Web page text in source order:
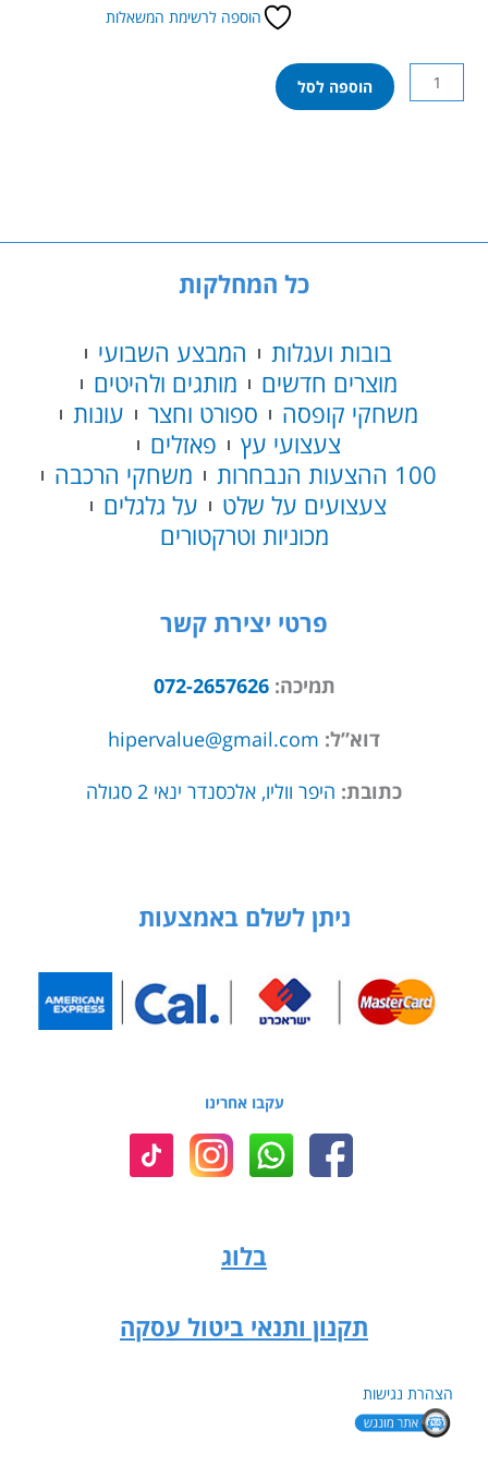
הוספה לרשימת המשאלות
כמות
של
ומשטח
הוספה לסל
כל המחלקות
בובות ועגלות
המבצע השבועי
מוצרים חדשים
מותגים ולהיטים
משחקי קופסה
ספורט וחצר
עונות
צעצועי עץ
פאזלים
100 ההצעות הנבחרות
משחקי הרכבה
צעצועים על שלט
על גלגלים
מכוניות וטרקטורים
פרטי יצירת קשר
תמיכה:072-2657626
דוא”ל: hipervalue@gmail.com
כתובת: היפר ווליו, אלכסנדר ינאי 2 סגולה
ניתן לשלם באמצעות
עקבו אחרינו
בלוג
תקנון ותנאי ביטול עסקה
הצהרת נגישות